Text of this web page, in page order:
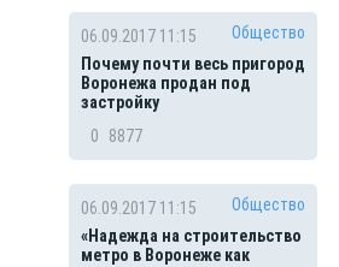
06.09.2017 11:15
Общество
Почему почти весь пригород
Воронежа продан под
застройку
0
8877
06.09.2017 11:15
Общество
«Надежда на строительство
метро в Воронеже как